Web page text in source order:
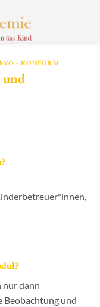
- KONFORM
und
nur dann
Beobachtung und